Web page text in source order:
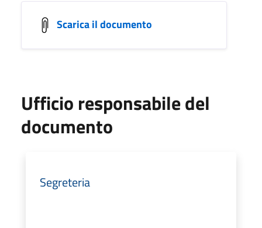
Scarica il documento
Ufficio responsabile del
documento
Segreteria